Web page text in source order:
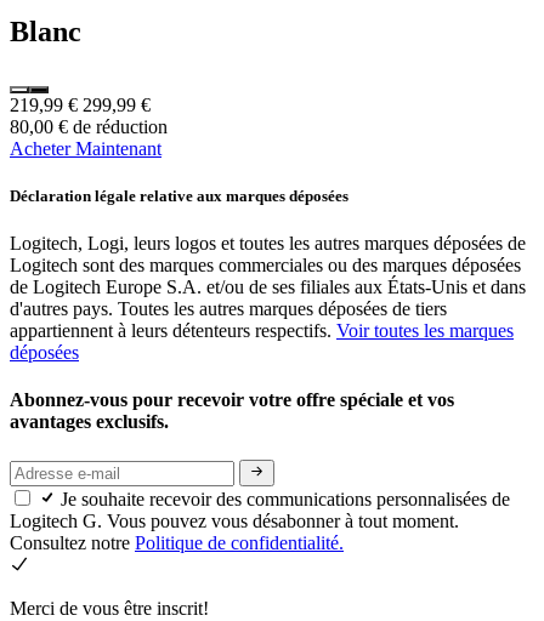
Blanc
219,99 € 299,99 €
80,00 € de réduction
Acheter Maintenant
Déclaration légale relative aux marques déposées
Logitech, Logi, leurs logos et toutes les autres marques déposées de
Logitech sont des marques commerciales ou des marques déposées
de Logitech Europe S.A. et/ou de ses filiales aux États-Unis et dans
d'autres pays. Toutes les autres marques déposées de tiers
appartiennent à leurs détenteurs respectifs. Voir toutes les marques
déposées
Abonnez-vous pour recevoir votre offre spéciale et vos
avantages exclusifs.
Je souhaite recevoir des communications personnalisées de
Logitech G. Vous pouvez vous désabonner à tout moment.
Consultez notre Politique de confidentialité.
Merci de vous être inscrit!